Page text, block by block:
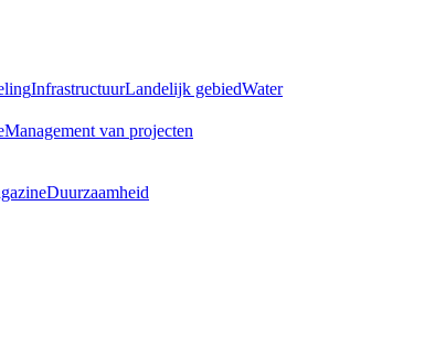
InfrastructuurLandelijk gebiedWater
Management van projecten
Duurzaamheid